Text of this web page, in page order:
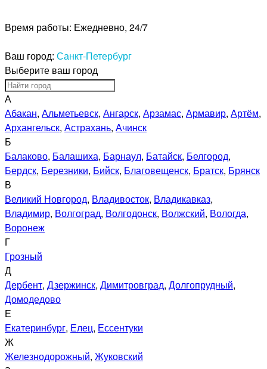
Время работы: Ежедневно, 24/7
Ваш город: Санкт-Петербург
Выберите ваш город
А
Абакан, Альметьевск, Ангарск, Арзамас, Армавир, Артём,
Архангельск, Астрахань, Ачинск
Б
Балаково, Балашиха, Барнаул, Батайск, Белгород,
Бердск, Березники, Бийск, Благовещенск, Братск, Брянск
В
Великий Новгород, Владивосток, Владикавказ,
Владимир, Волгоград, Волгодонск, Волжский, Вологда,
Воронеж
Г
Грозный
Д
Дербент, Дзержинск, Димитровград, Долгопрудный,
Домодедово
Е
Екатеринбург, Елец, Ессентуки
Ж
Железнодорожный, Жуковский